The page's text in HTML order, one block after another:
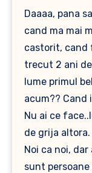
Daaaa, pana
cand ma mai
castorit, cand
trecut 2 ani
lume primul
acum?? Cand
Nu ai ce
de grija altora.
Noi ca noi,
sunt